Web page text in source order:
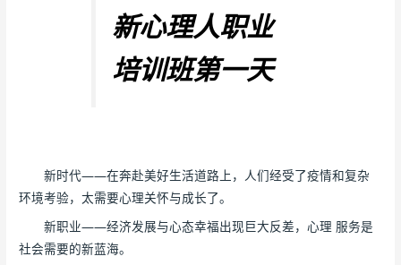
新心理人职业
培训班第一天
新时代——在奔赴美好生活道路上，人们经受了疫情和复杂
环境考验，太需要心理关怀与成长了。
新职业——经济发展与心态幸福出现巨大反差，心理 服务是
社会需要的新蓝海。